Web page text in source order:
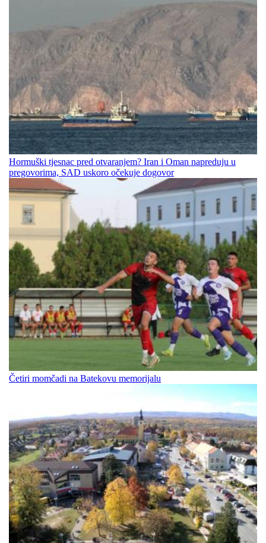
Hormuški tjesnac pred otvaranjem? Iran i Oman napreduju u
pregovorima, SAD uskoro očekuje dogovor
Četiri momčadi na Batekovu memorijalu